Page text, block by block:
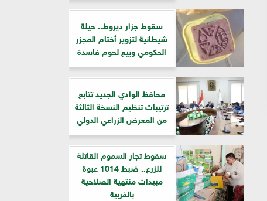
سقوط جزار ديروط.. حيلة
شيطانية لتزوير أختام المجزر
الحكومي وبيع لحوم فاسدة
​محافظ الوادي الجديد تتابع
ترتيبات تنظيم النسخة الثالثة
من المعرض الزراعي الدولي
سقوط تجار السموم القاتلة
للزرع.. ضبط 1014 عبوة
مبيدات منتهية الصلاحية
بالغربية